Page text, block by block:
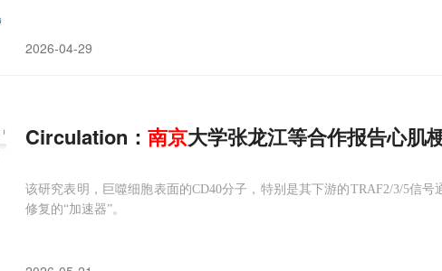
2026-04-29
Circulation： 南京大学张龙江等合作报告心肌
该研究表明，巨噬细胞表面的CD40分子，特别是其下游的TRAF2/3/5信
修复的“加速器”。